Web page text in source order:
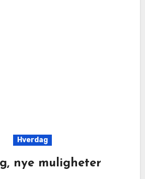
Hverdag
nye muligheter